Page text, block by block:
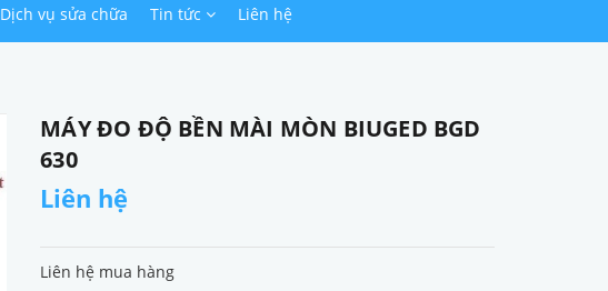
Dịch vụ sửa chữa Tin tức Liên hệ
MÁY ĐO ĐỘ BỀN MÀI MÒN BIUGED BGD
630
Liên hệ
Liên hệ mua hàng